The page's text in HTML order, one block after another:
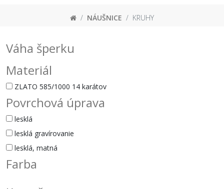
NÁUŠNICE KRUHY
Váha šperku
Materiál
ZLATO 585/1000 14 karátov
Povrchová úprava
lesklá
lesklá gravírovanie
lesklá, matná
Farba